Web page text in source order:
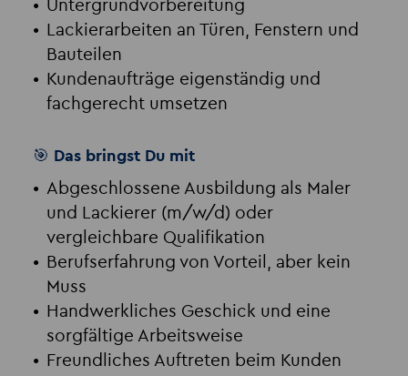
Untergrundvorbereitung
Lackierarbeiten an Türen, Fenstern und
Bauteilen
Kundenaufträge eigenständig und
fachgerecht umsetzen
🎯 Das bringst Du mit
Abgeschlossene Ausbildung als Maler
und Lackierer (m/w/d) oder
vergleichbare Qualifikation
Berufserfahrung von Vorteil, aber kein
Muss
Handwerkliches Geschick und eine
sorgfältige Arbeitsweise
Freundliches Auftreten beim Kunden